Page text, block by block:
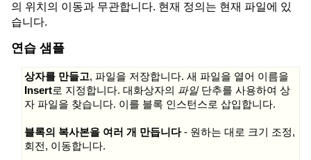
의 위치의 이동과 무관합니다. 현재 정의는 현재 파일에 있
습니다.
연습 샘플
상자를 만들고, 파일을 저장합니다. 새 파일을 열어 이름을
Insert로 지정합니다. 대화상자의 파일단추를 사용하여 상
자 파일을 찾습니다. 이를 블록 인스턴스로 삽입합니다.
블록의 복사본을 여러 개 만듭니다- 원하는 대로 크기 조정,
회전, 이동합니다.